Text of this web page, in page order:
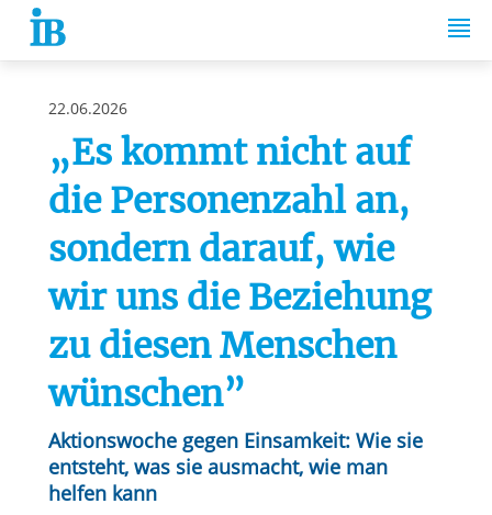
Springe zum Inhalt
22.06.2026
„Es kommt nicht auf
die Personenzahl an,
sondern darauf, wie
wir uns die Beziehung
zu diesen Menschen
wünschen”
Aktionswoche gegen Einsamkeit: Wie sie
entsteht, was sie ausmacht, wie man
helfen kann